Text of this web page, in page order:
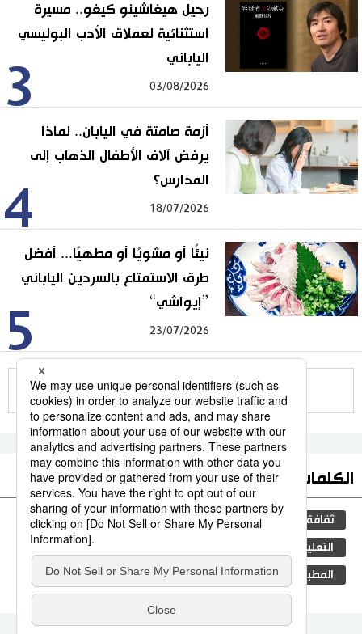
3
رحيل هيغاشينو كيغو.. مسيرة
استثنائية لعملاق الأدب البوليسي
الياباني
03/08/2026
4
أزمة صامتة في اليابان.. لماذا
يرفض آلاف الأطفال الذهاب إلى
المدارس؟
18/07/2026
5
نيئًا أو مشويًا أو مطهيًا... أفضل
طرق الاستمتاع بالسردين الياباني
”إيواشي“
23/07/2026
للمزيد
الكلمات الأكثر بحثا
ثقافة اليابان مجتمع جيجي برس
التعليم الياباني
المطبخ الياباني طوكيو تكنولوجيا